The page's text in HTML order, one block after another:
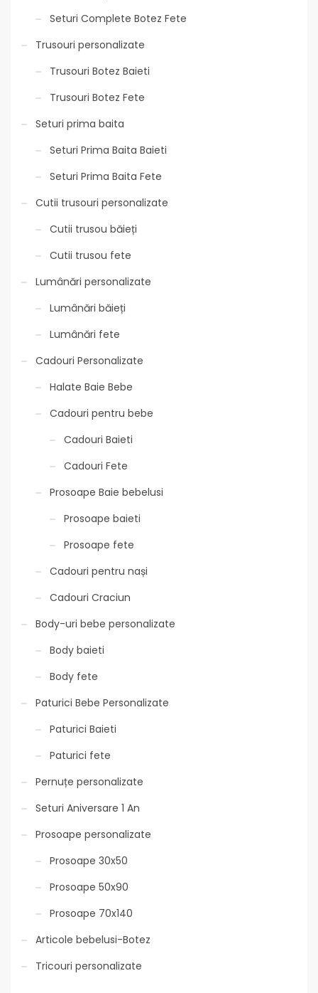
Seturi Complete Botez Fete
Trusouri personalizate
Trusouri Botez Baieti
Trusouri Botez Fete
Seturi prima baita
Seturi Prima Baita Baieti
Seturi Prima Baita Fete
Cutii trusouri personalizate
Cutii trusou băieți
Cutii trusou fete
Lumânări personalizate
Lumânări băieți
Lumânări fete
Cadouri Personalizate
Halate Baie Bebe
Cadouri pentru bebe
Cadouri Baieti
Cadouri Fete
Prosoape Baie bebelusi
Prosoape baieti
Prosoape fete
Cadouri pentru nași
Cadouri Craciun
Body-uri bebe personalizate
Body baieti
Body fete
Paturici Bebe Personalizate
Paturici Baieti
Paturici fete
Pernuțe personalizate
Seturi Aniversare 1 An
Prosoape personalizate
Prosoape 30x50
Prosoape 50x90
Prosoape 70x140
Articole bebelusi-Botez
Tricouri personalizate